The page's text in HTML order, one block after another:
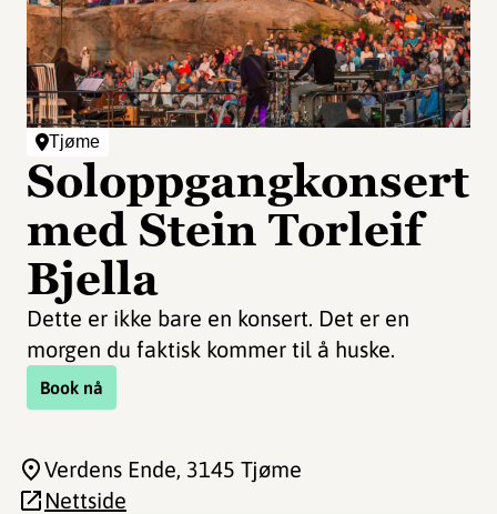
Tjøme
Soloppgangkonsert
med Stein Torleif
Bjella
Dette er ikke bare en konsert. Det er en
morgen du faktisk kommer til å huske.
Book nå
Verdens Ende, 3145 Tjøme
Nettside